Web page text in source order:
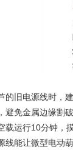
的旧电源线时，
避免金属边缘割
载运行10分钟，
让微型电动葫